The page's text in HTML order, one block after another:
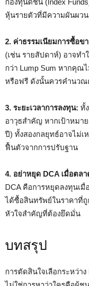
กองทุนดัชนี (Index
หุ้นรายตัวที่มีความผันผว
2. ค่าธรรมเนียมการซื้อข
(เช่น รายสัปดาห์) อาจท
กว่า Lump Sum หากคุณ
หรือฟรี ดังนั้นควรคำนว
3. ระยะเวลาการลงทุน: ทั้
อาวุธสำคัญ หากเป้าหมา
ปี) ทั้งสองกลยุทธ์อาจไม่เ
ฟื้นตัวจากการปรับฐาน
4. อย่าหยุด DCA เมื่อตล
DCA คือการหยุดลงทุนเมื่
ได้ซื้อสินทรัพย์ในราคาที่ถู
หัวใจสำคัญที่ต้องยึดมั่น
บทสรุป
การตัดสินใจเลือกระหว่า